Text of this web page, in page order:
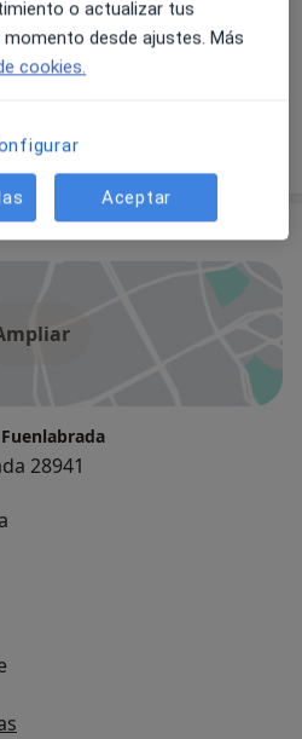
28941
o actualizar tus
desde ajustes. Más
cookies.
Aceptar